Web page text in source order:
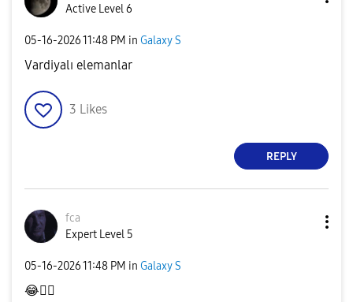
Active Level 6
‎05-16-202611:48 PM in Galaxy S
Vardiyalı elemanlar
3 Likes
REPLY
fca
Expert Level 5
‎05-16-202611:48 PM in Galaxy S
😂👍🏻